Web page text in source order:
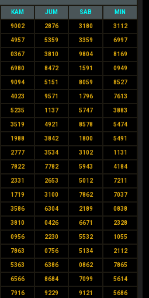
KAM JUM SAB MIN
9002 2876 3180 3112
4957 5359 3359 6997
0367 3810 9804 8169
6980 8472 1591 0949
9094 5151 8059 8527
4023 9571 1796 7613
5235 1137 5747 3883
3519 4921 8578 5474
1988 3842 1800 5491
2777 3534 3102 1131
7822 7782 5943 4184
2331 2653 5012 7211
1719 3100 7862 7037
3586 6304 2189 0838
3810 0426 6671 2328
0956 2230 5532 1055
7863 0756 5134 2112
5363 6386 0862 7865
6566 8684 7099 5614
7916 9229 9121 5686